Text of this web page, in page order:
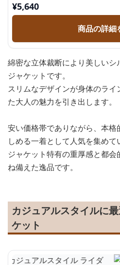
¥5,640
商品の詳細
綿密な立体裁断により美しい
ジャケットです。
スリムなデザインが身体のラ
た大人の魅力を引き出します。
安い価格帯でありながら、本
しめる一着として人気を集めて
ジャケット特有の重厚感と都
ね備えた逸品です。
カジュアルスタイルに
ケット